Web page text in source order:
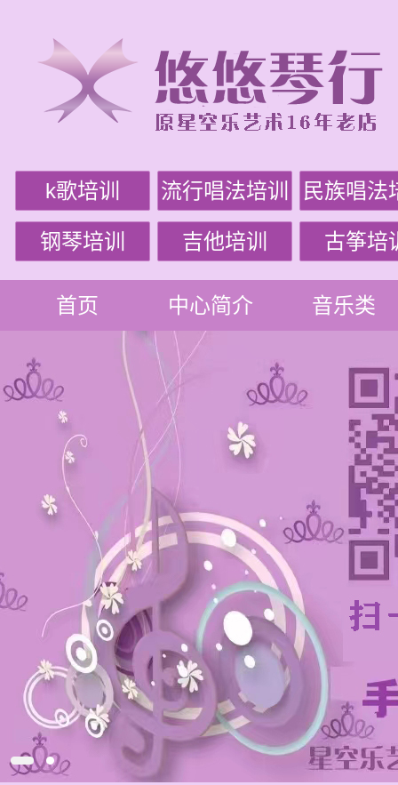
k歌培训 流行唱法培训 民族唱法
钢琴培训 吉他培训 古筝培
首页 中心简介 音乐类